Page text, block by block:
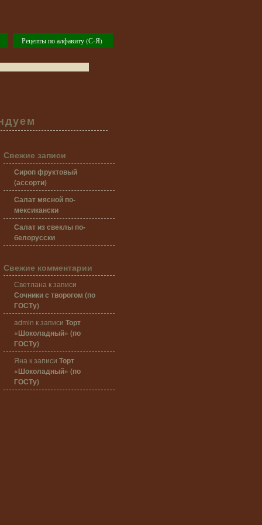
Рецепты по алфавиту (С-Я)
Свежие записи
Сироп фруктовый
(ассорти)
Салат мясной по-
мексикански
Салат из свеклы по-
белорусски
Свежие комментарии
Светлана к записи
Сочники с творогом (по
ГОСТу)
admin к записи Торт
«Шоколадный» (по
ГОСТу)
Яна к записи Торт
«Шоколадный» (по
ГОСТу)